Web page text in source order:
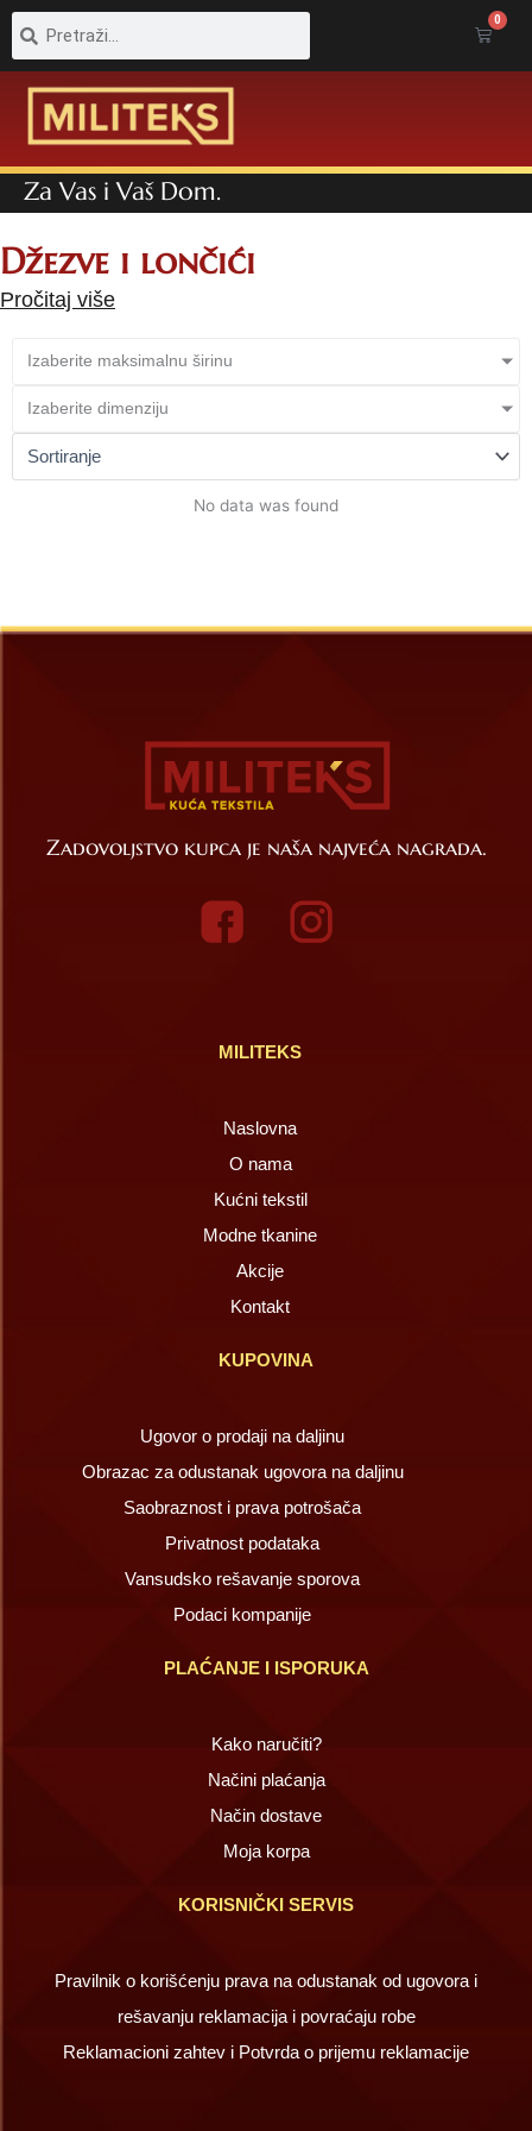
Pretraga 0
Cart
Za Vas i Vaš Dom.
Džezve i lončići
Pročitaj više
Izaberite maksimalnu širinu
Izaberite dimenziju
No data was found
Zadovoljstvo kupca je naša najveća nagrada.
MILITEKS
Naslovna
O nama
Kućni tekstil
Modne tkanine
Akcije
Kontakt
KUPOVINA
Ugovor o prodaji na daljinu
Obrazac za odustanak ugovora na daljinu
Saobraznost i prava potrošača
Privatnost podataka
Vansudsko rešavanje sporova
Podaci kompanije
PLAĆANJE I ISPORUKA
Kako naručiti?
Načini plaćanja
Način dostave
Moja korpa
KORISNIČKI SERVIS
Pravilnik o korišćenju prava na odustanak od ugovora i
rešavanju reklamacija i povraćaju robe
Reklamacioni zahtev i Potvrda o prijemu reklamacije